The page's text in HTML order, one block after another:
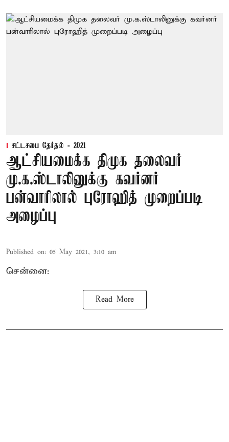
சட்டசபை தேர்தல் - 2021
ஆட்சியமைக்க திமுக தலைவர்
மு.க.ஸ்டாலினுக்கு கவர்னர்
பன்வாரிலால் புரோஹித் முறைப்படி
அழைப்பு
Published on: 05 May 2021, 3:10 am
சென்னை:
Read More